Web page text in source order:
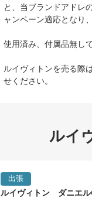
と、当ブランドアドレ
ャンペーン適応となり
使用済み、付属品無し
ルイヴィトンを売る際
せください。
ルイ
出張
ルイヴィトン ダニエ